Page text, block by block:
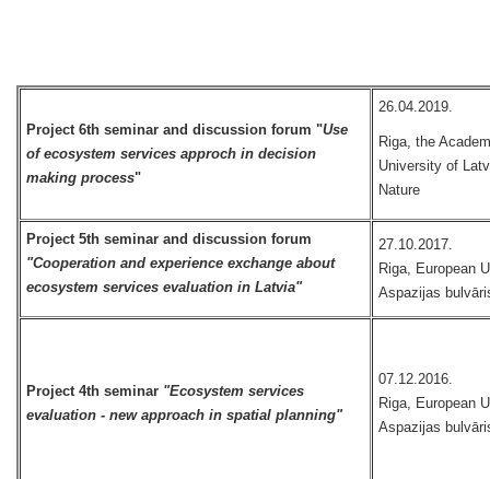
Project 6th seminar and discussion forum "Use
of ecosystem services approch in decision
making process"
26.04.2019.
Riga, the
University of
Nature
Project 5th seminar and discussion forum
"Cooperation and experience exchange about
ecosystem services evaluation in Latvia"
27.10.2017.
Riga, European
Aspazijas
Project 4th seminar "Ecosystem services
evaluation - new approach in spatial planning"
07.12.2016.
Riga, European
Aspazijas